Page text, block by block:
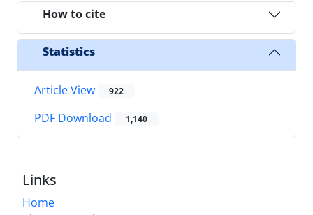
How to cite
Statistics
Article View 922
PDF Download 1,140
Links
Home